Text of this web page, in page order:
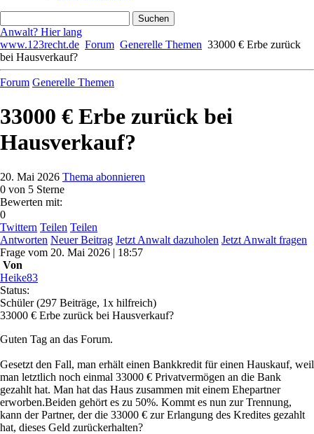
Anwalt? Hier lang
www.123recht.de Forum Generelle Themen 33000 € Erbe zurück
bei Hausverkauf?
Forum Generelle Themen
33000 € Erbe zurück bei
Hausverkauf?
20. Mai 2026 Thema abonnieren
0 von 5 Sterne
Bewerten mit:
0
Twittern Teilen Teilen
Antworten Neuer Beitrag Jetzt Anwalt dazuholen Jetzt Anwalt fragen
Frage vom 20. Mai 2026 | 18:57
Von
Heike83
Status:
Schüler (297 Beiträge, 1x hilfreich)
33000 € Erbe zurück bei Hausverkauf?
Guten Tag an das Forum.
Gesetzt den Fall, man erhält einen Bankkredit für einen Hauskauf, weil
man letztlich noch einmal 33000 € Privatvermögen an die Bank
gezahlt hat. Man hat das Haus zusammen mit einem Ehepartner
erworben.Beiden gehört es zu 50%. Kommt es nun zur Trennung,
kann der Partner, der die 33000 € zur Erlangung des Kredites gezahlt
hat, dieses Geld zurückerhalten?